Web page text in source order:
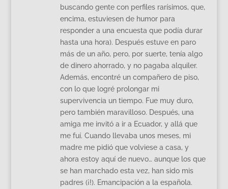
buscando gente con perfiles rarísimos, que,
encima, estuviesen de humor para
responder a una encuesta que podía durar
hasta una hora). Después estuve en paro
más de un año, pero, por suerte, tenía algo
de dinero ahorrado, y no pagaba alquiler.
Además, encontré un compañero de piso,
con lo que logré prolongar mi
supervivencia un tiempo. Fue muy duro,
pero también maravilloso. Después, una
amiga me invitó a ir a Ecuador, y allá que
me fuí. Cuando llevaba unos meses, mi
madre me pidió que volviese a casa, y
ahora estoy aquí de nuevo… aunque los que
se han marchado esta vez, han sido mis
padres (¡!). Emancipación a la española.